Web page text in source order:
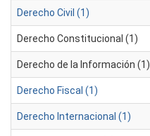
Derecho Civil (1)
Derecho Constitucional (1)
Derecho de la Información (1)
Derecho Fiscal (1)
Derecho Internacional (1)